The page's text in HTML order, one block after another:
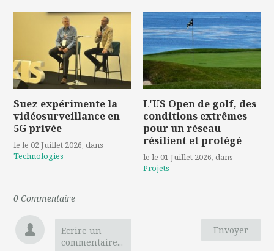
Suez expérimente la
vidéosurveillance en
5G privée
le le 02 Juillet 2026, dans
Technologies
L'US Open de golf, des
conditions extrêmes
pour un réseau
résilient et protégé
le le 01 Juillet 2026, dans
Projets
0 Commentaire
Envoyer
Ecrire un
commentaire...